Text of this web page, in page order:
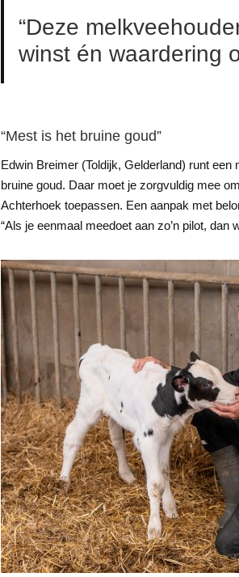
“Deze
winst én waardering
“Mest is het bruine goud”
Edwin Breimer (Toldijk, Gelderland) runt
bruine goud. Daar moet je zorgvuldig mee
Achterhoek toepassen. Een aanpak met
“Als je eenmaal meedoet aan zo’n pilot,